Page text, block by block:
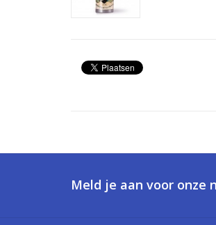
Meld je aan voor onze